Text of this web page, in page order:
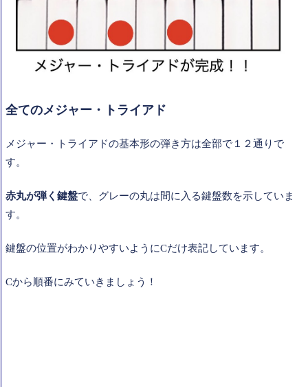
全てのメジャー・トライアド
メジャー・トライアドの基本形の弾き方は全部で１２通りで
す。
赤丸が弾く鍵盤で、グレーの丸は間に入る鍵盤数を示していま
す。
鍵盤の位置がわかりやすいようにCだけ表記しています。
Cから順番にみていきましょう！